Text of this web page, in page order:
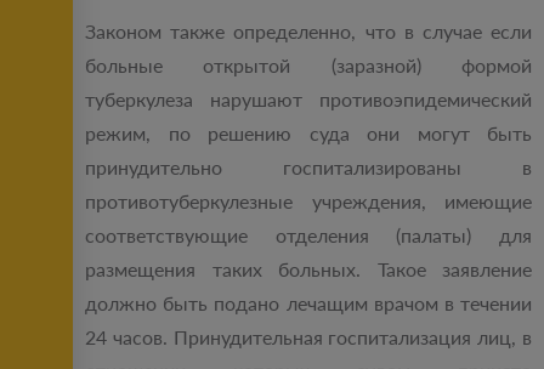
Законом также определенно, что в случае если
больные открытой (заразной) формой
туберкулеза нарушают противоэпидемический
режим, по решению суда они могут быть
принудительно госпитализированы в
противотуберкулезные учреждения, имеющие
соответствующие отделения (палаты) для
размещения таких больных. Такое заявление
должно быть подано лечащим врачом в течении
24 часов. Принудительная госпитализация лиц, в